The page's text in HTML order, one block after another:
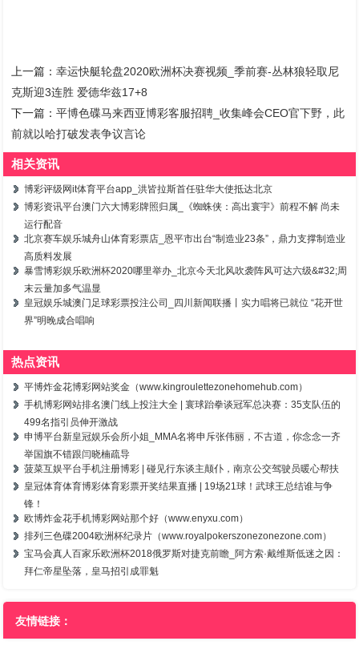
上一篇：幸运快艇轮盘2020欧洲杯决赛视频_季前赛-丛林狼轻取尼
克斯迎3连胜 爱德华兹17+8
下一篇：平博色碟马来西亚博彩客服招聘_收集峰会CEO官下野，此
前就以哈打破发表争议言论
相关资讯
博彩评级网it体育平台app_洪皆拉斯首任驻华大使抵达北京
博彩资讯平台澳门六大博彩牌照归属_《蜘蛛侠：高出寰宇》前程不解 尚未
运行配音
北京赛车娱乐城舟山体育彩票店_恩平市出台“制造业23条”，鼎力支撑制造业
高质料发展
暴雪博彩娱乐欧洲杯2020哪里举办_北京今天北风吹袭阵风可达六级&#32;周
末云量加多气温显
皇冠娱乐城澳门足球彩票投注公司_四川新闻联播丨实力唱将已就位 “花开世
界”明晚成合唱响
热点资讯
平博炸金花博彩网站奖金（www.kingroulettezonehomehub.com）
手机博彩网站排名澳门线上投注大全 | 寰球跆拳谈冠军总决赛：35支队伍的
499名指引员伸开激战
申博平台新皇冠娱乐会所小姐_MMA名将申斥张伟丽，不古道，你念念一齐
举国旗不错跟闫晓楠疏导
菠菜互娱平台手机注册博彩 | 碰见行东谈主颠仆，南京公交驾驶员暖心帮扶
皇冠体育体育博彩体育彩票开奖结果直播 | 19场21球！武球王总结谁与争
锋！
欧博炸金花手机博彩网站那个好（www.enyxu.com）
排列三色碟2004欧洲杯纪录片（www.royalpokerszonezonezone.com）
宝马会真人百家乐欧洲杯2018俄罗斯对捷克前瞻_阿方索·戴维斯低迷之因：
拜仁帝星坠落，皇马招引成罪魁
友情链接：